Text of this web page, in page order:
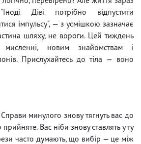
Діві потрібно відпустити
імпульсу", — з усмішкою зазначає
шляху, не вороги. Цей тиждень
новим знайомствам і
Прислухайтесь до тіла — воно
минулого знову тягнуть вас до
Вас ніби знову ставлять у ту
часто думають, що вибір — це між